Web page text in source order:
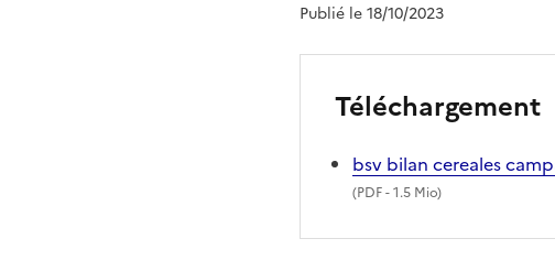
Publié le 18/10/2023
Téléchargement
bsv bilan cereales
(PDF- 1.5 Mio)